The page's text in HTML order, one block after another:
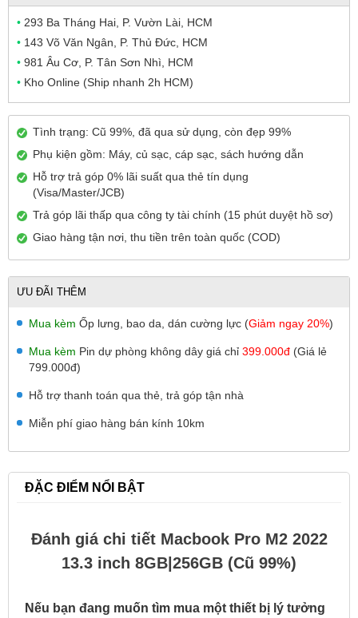
• 293 Ba Tháng Hai, P. Vườn Lài, HCM
• 143 Võ Văn Ngân, P. Thủ Đức, HCM
• 981 Âu Cơ, P. Tân Sơn Nhì, HCM
• Kho Online (Ship nhanh 2h HCM)
Tình trạng: Cũ 99%, đã qua sử dụng, còn đẹp 99%
Phụ kiện gồm: Máy, củ sạc, cáp sạc, sách hướng dẫn
Hỗ trợ trả góp 0% lãi suất qua thẻ tín dụng
(Visa/Master/JCB)
Trả góp lãi thấp qua công ty tài chính (15 phút duyệt hồ sơ)
Giao hàng tận nơi, thu tiền trên toàn quốc (COD)
ƯU ĐÃI THÊM
Mua kèm Ốp lưng, bao da, dán cường lực (Giảm ngay 20%)
Mua kèm Pin dự phòng không dây giá chỉ 399.000đ (Giá lẻ
799.000đ)
Hỗ trợ thanh toán qua thẻ, trả góp tận nhà
Miễn phí giao hàng bán kính 10km
ĐẶC ĐIỂM NỔI BẬT
Đánh giá chi tiết Macbook Pro M2 2022
13.3 inch 8GB|256GB (Cũ 99%)
Nếu bạn đang muốn tìm mua một thiết bị lý tưởng